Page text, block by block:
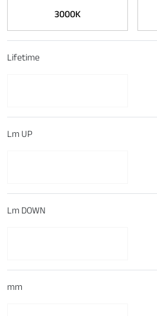
3000K
Lifetime
Lm UP
Lm DOWN
mm